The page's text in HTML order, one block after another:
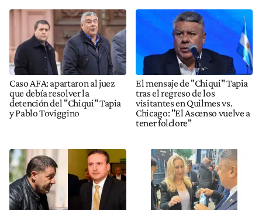
Caso AFA: apartaron al juez
que debía resolver la
detención del "Chiqui" Tapia
y Pablo Toviggino
El mensaje de "Chiqui" Tapia
tras el regreso de los
visitantes en Quilmes vs.
Chicago: "El Ascenso vuelve a
tener folclore"